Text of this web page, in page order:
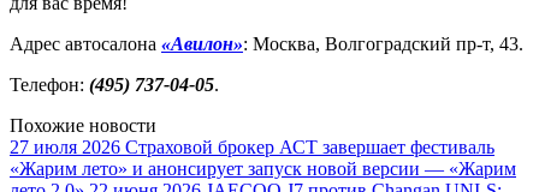
Адрес автосалона «Авилон»: Москва, Волгоградский пр-т, 43.
Телефон: (495) 737-04-05.
Похожие новости
27 июля 2026 Страховой брокер АСТ завершает фестиваль
«Жарим лето» и анонсирует запуск новой версии — «Жарим